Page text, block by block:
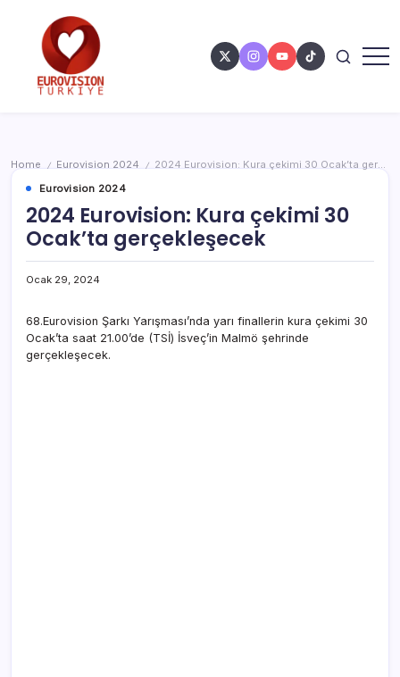
Home / Eurovision 2024 /
2024 Eurovision: Kura çekimi 30 Ocak’ta gerçekleşecek
Eurovision 2024
2024 Eurovision: Kura çekimi 30
Ocak’ta gerçekleşecek
Ocak 29, 2024
68.Eurovision Şarkı Yarışması’nda yarı finallerin kura çekimi 30
Ocak’ta saat 21.00’de (TSİ) İsveç’in Malmö şehrinde
gerçekleşecek.